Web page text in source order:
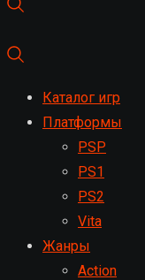
Каталог игр
Платформы
PSP
PS1
PS2
Vita
Жанры
Action